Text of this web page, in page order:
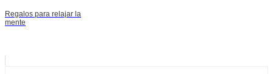
Regalos para relajar la
mente